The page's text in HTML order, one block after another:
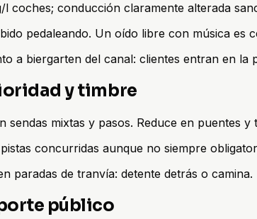
coches; conducción claramente alterada
pedaleando. Un oído libre con música es
a biergarten del canal: clientes entran en la
y timbre
sendas mixtas y pasos. Reduce en puentes
concurridas aunque no siempre
paradas de tranvía: detente detrás o camina.
público